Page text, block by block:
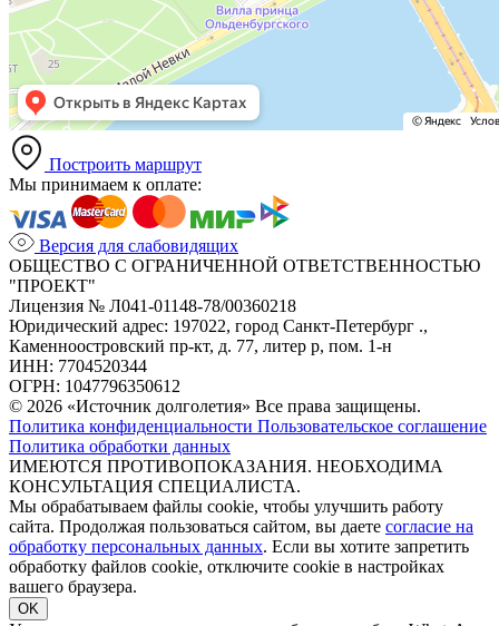
Построить маршрут
Мы принимаем к оплате:
Версия для слабовидящих
ОБЩЕСТВО С ОГРАНИЧЕННОЙ ОТВЕТСТВЕННОСТЬЮ
"ПРОЕКТ"
Лицензия № Л041-01148-78/00360218
Юридический адрес: 197022, город Санкт-Петербург .,
Каменноостровский пр-кт, д. 77, литер р, пом. 1-н
ИНН: 7704520344
ОГРН: 1047796350612
© 2026 «Источник долголетия» Все права защищены.
Политика конфиденциальности Пользовательское соглашение
Политика обработки данных
ИМЕЮТСЯ ПРОТИВОПОКАЗАНИЯ. НЕОБХОДИМА
КОНСУЛЬТАЦИЯ СПЕЦИАЛИСТА.
Мы обрабатываем файлы cookie, чтобы улучшить работу
сайта. Продолжая пользоваться сайтом, вы даете согласие на
обработку персональных данных. Если вы хотите запретить
обработку файлов cookie, отключите cookie в настройках
вашего браузера.
OK